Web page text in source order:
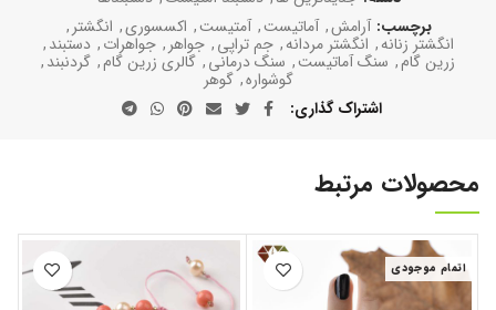
برچسب:آرامش, آماتیست, آمتیست, اکسسوری, انگشتر ,
انگشتر زنانه, انگشتر مردانه, جم تراپی, جواهر , جواهرات, دستبند,
زرین گام, سنگ آماتیست, سنگ درمانی, گالری زرین گام, گردنبند,
گوشواره, گوهر
اشتراک گذاری
محصولات مرتبط
اتمام موجودی